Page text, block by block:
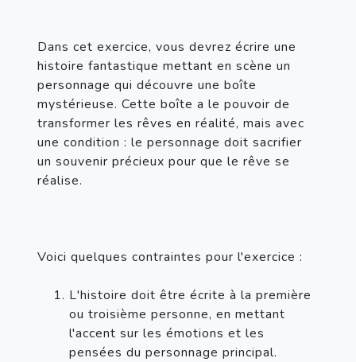
Dans cet exercice, vous devrez écrire une
histoire fantastique mettant en scène un
personnage qui découvre une boîte
mystérieuse. Cette boîte a le pouvoir de
transformer les rêves en réalité, mais avec
une condition : le personnage doit sacrifier
un souvenir précieux pour que le rêve se
réalise.
L'histoire doit être écrite à la première
ou troisième personne, en mettant
l'accent sur les émotions et les
pensées du personnage principal.